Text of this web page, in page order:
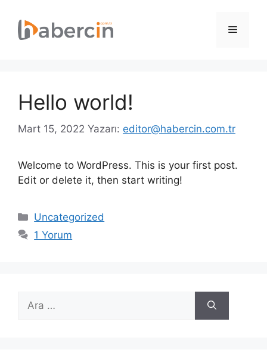
Menü
Hello world!
Mart 15, 2022 Yazarı: editor@habercin.com.tr
Welcome to WordPress. This is your first post.
Edit or delete it, then start writing!
Kategoriler
Uncategorized
1 Yorum
ara